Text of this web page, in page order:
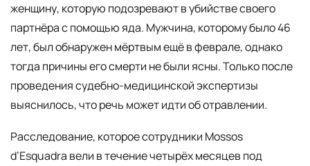
женщину, которую подозревают в убийстве своего
партнёра с помощью яда. Мужчина, которому было 46
лет, был обнаружен мёртвым ещё в феврале, однако
тогда причины его смерти не были ясны. Только после
проведения судебно-медицинской экспертизы
выяснилось, что речь может идти об отравлении.
Расследование, которое сотрудники Mossos
d’Esquadra вели в течение четырёх месяцев под